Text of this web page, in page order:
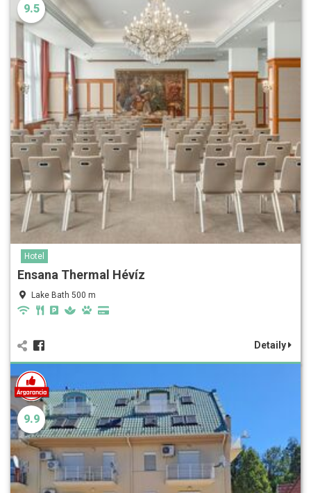
9.5
Hotel
Ensana Thermal Hévíz
Lake Bath 500 m
Detaily
9.9